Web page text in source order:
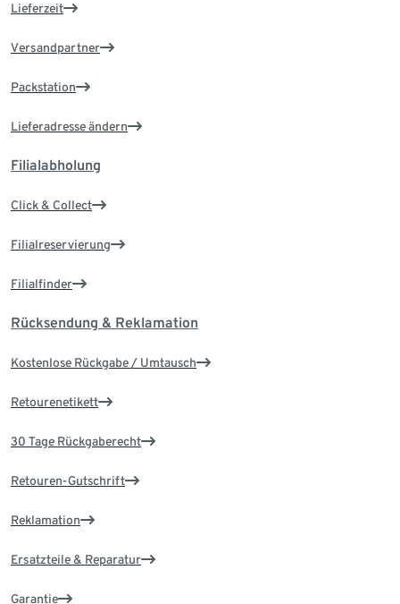
Lieferzeit
Versandpartner
Packstation
Lieferadresse ändern
Filialabholung
Click & Collect
Filialreservierung
Filialfinder
Rücksendung & Reklamation
Kostenlose Rückgabe / Umtausch
Retourenetikett
30 Tage Rückgaberecht
Retouren-Gutschrift
Reklamation
Ersatzteile & Reparatur
Garantie